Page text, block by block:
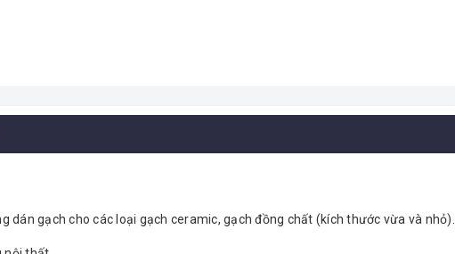
dán gạch cho các loại gạch ceramic, gạch đồng chất (kích thước vừa và nhỏ).